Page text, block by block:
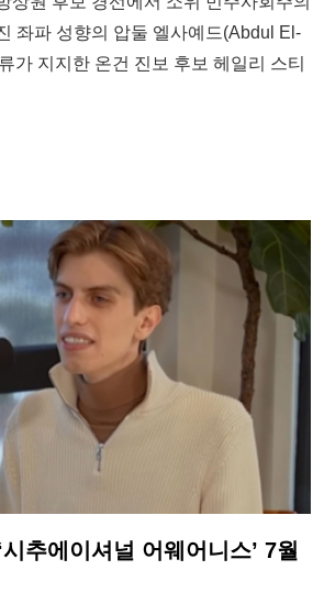
좌파 성향의 압둘 엘사예드(Abdul El-
가 지지한 온건 진보 후보 헤일리 스티
추에이셔널 어웨어니스’ 7월